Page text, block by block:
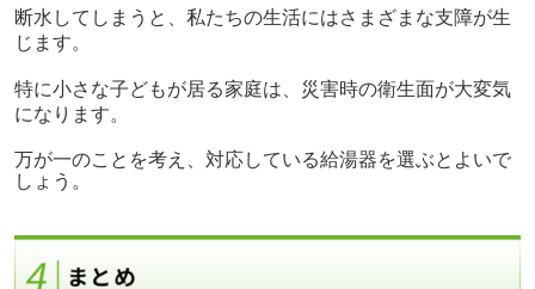
断水してしまうと、私たちの生活にはさまざまな支障が生
じます。
特に小さな子どもが居る家庭は、災害時の衛生面が大変気
になります。
万が一のことを考え、対応している給湯器を選ぶとよいで
しょう。